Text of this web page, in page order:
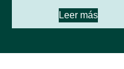
Leer más